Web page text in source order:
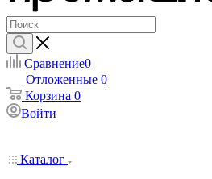
Сравнение0
Отложенные 0
Корзина 0
Войти
Каталог